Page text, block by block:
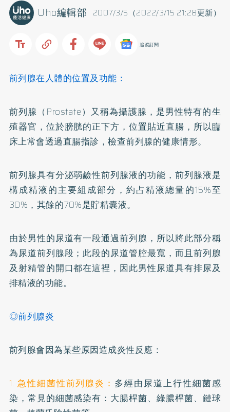
2007/3/5（2022/3/15 21:28更新）
Uho編輯部
追蹤訂閱
前列腺在人體的位置及功能：
前列腺（Prostate）又稱為攝護腺，是男性特有的生
殖器官，位於膀胱的正下方，位置貼近直腸，所以臨
床上常會透過直腸指診，檢查前列腺的健康情形。
前列腺具有分泌弱鹼性前列腺液的功能，前列腺液是
構成精液的主要組成部分，約占精液總量的15%至
30%，其餘的70%是貯精囊液。
由於男性的尿道有一段通過前列腺，所以將此部分稱
為尿道前列腺段；此段的尿道管腔最寬，而且前列腺
及射精管的開口都在這裡，因此男性尿道具有排尿及
排精液的功能。
◎前列腺炎
前列腺會因為某些原因造成炎性反應：
1. 急性細菌性前列腺炎： 多經由尿道上行性細菌感
染，常見的細菌感染有：大腸桿菌、綠膿桿菌、鏈球